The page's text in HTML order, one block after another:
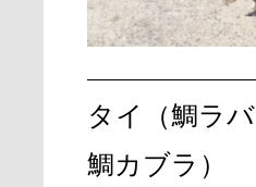
タイ（鯛ラバ
鯛カブラ）